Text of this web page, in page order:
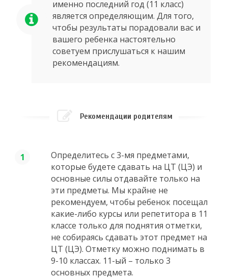
именно последний год (11 класс)
является определяющим. Для того,
чтобы результаты порадовали вас и
вашего ребенка настоятельно
советуем прислушаться к нашим
рекомендациям.
Рекомендации родителям
Определитесь с 3-мя предметами,
которые будете сдавать на ЦТ (ЦЭ) и
основные силы отдавайте только на
эти предметы. Мы крайне не
рекомендуем, чтобы ребенок посещал
какие-либо курсы или репетитора в 11
классе только для поднятия отметки,
не собираясь сдавать этот предмет на
ЦТ (ЦЭ). Отметку можно поднимать в
9-10 классах. 11-ый – только 3
основных предмета.